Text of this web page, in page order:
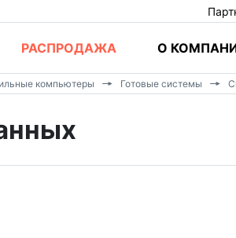
РАСПРОДАЖА О
компьютеры Готовые системы